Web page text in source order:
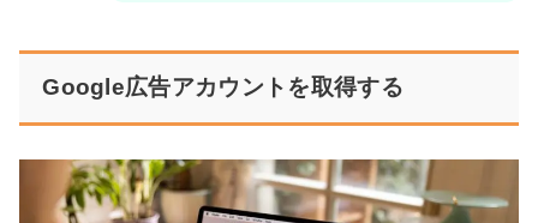
Google広告アカウントを取得する